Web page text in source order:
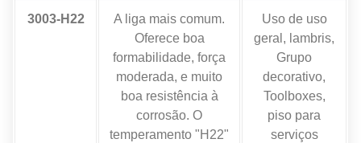
3003-H22
A liga mais comum.
Oferece boa
formabilidade, força
moderada, e muito
boa resistência à
corrosão. O
temperamento "H22"
Uso de uso
geral, lambris,
Grupo
decorativo,
Toolboxes,
piso para
serviços